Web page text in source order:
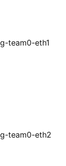
team0-eth1
team0-eth2